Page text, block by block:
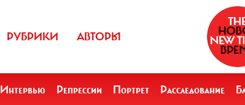
РУБРИКИ АВТОРЫ
Интервью Репрессии Портрет Расследование